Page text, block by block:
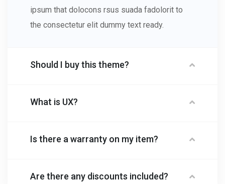
ipsum that dolocons rsus suada fadolorit to
the consectetur elit dummy text ready.
Should I buy this theme?
What is UX?
Is there a warranty on my item?
Are there any discounts included?